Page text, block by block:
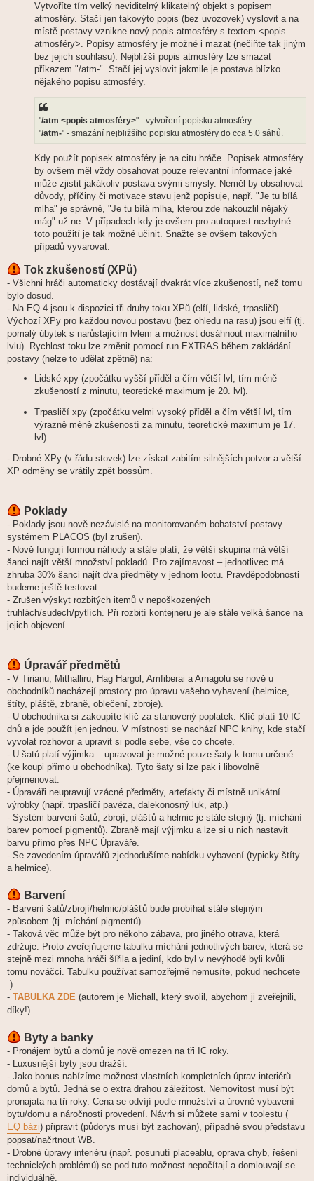
Vytvoříte tím velký neviditelný klikatelný objekt s popisem
atmosféry. Stačí jen takovýto popis (bez uvozovek) vyslovit a na
místě postavy vznikne nový popis atmosféry s textem <popis
atmosféry>. Popisy atmosféry je možné i mazat (nečiňte tak jiným
bez jejich souhlasu). Nejbližší popis atmosféry lze smazat
příkazem "/atm-". Stačí jej vyslovit jakmile je postava blízko
nějakého popisu atmosféry.
"/atm <popis atmosféry>" - vytvoření popisku atmosféry.
"/atm-" - smazání nejbližšího popisku atmosféry do cca 5.0 sáhů.
Kdy použít popisek atmosféry je na citu hráče. Popisek atmosféry
by ovšem měl vždy obsahovat pouze relevantní informace jaké
může zjistit jakákoliv postava svými smysly. Neměl by obsahovat
důvody, příčiny či motivace stavu jenž popisuje, např. "Je tu bílá
mlha" je správně, "Je tu bílá mlha, kterou zde nakouzlil nějaký
mág" už ne. V případech kdy je ovšem pro autoquest nezbytné
toto použití je tak možné učinit. Snažte se ovšem takových
případů vyvarovat.
Tok zkušeností (XPů)
- Všichni hráči automaticky dostávají dvakrát více zkušeností, než tomu
bylo dosud.
- Na EQ 4 jsou k dispozici tři druhy toku XPů (elfí, lidské, trpasličí).
Výchozí XPy pro každou novou postavu (bez ohledu na rasu) jsou elfí (tj.
pomalý úbytek s narůstajícím lvlem a možnost dosáhnout maximálního
lvlu). Rychlost toku lze změnit pomocí run EXTRAS během zakládání
postavy (nelze to udělat zpětně) na:
Lidské xpy (zpočátku vyšší příděl a čím větší lvl, tím méně
zkušeností z minutu, teoretické maximum je 20. lvl).
Trpasličí xpy (zpočátku velmi vysoký příděl a čím větší lvl, tím
výrazně méně zkušeností za minutu, teoretické maximum je 17.
lvl).
- Drobné XPy (v řádu stovek) lze získat zabitím silnějších potvor a větší
XP odměny se vrátily zpět bossům.
Poklady
- Poklady jsou nově nezávislé na monitorovaném bohatství postavy
systémem PLACOS (byl zrušen).
- Nově fungují formou náhody a stále platí, že větší skupina má větší
šanci najít větší množství pokladů. Pro zajímavost – jednotlivec má
zhruba 30% šanci najít dva předměty v jednom lootu. Pravděpodobnosti
budeme ještě testovat.
- Zrušen výskyt rozbitých itemů v nepoškozených
truhlách/sudech/pytlích. Při rozbití kontejneru je ale stále velká šance na
jejich objevení.
Úpravář předmětů
- V Tirianu, Mithalliru, Hag Hargol, Amfiberai a Arnagolu se nově u
obchodníků nacházejí prostory pro úpravu vašeho vybavení (helmice,
štíty, pláště, zbraně, oblečení, zbroje).
- U obchodníka si zakoupíte klíč za stanovený poplatek. Klíč platí 10 IC
dnů a jde použít jen jednou. V místnosti se nachází NPC knihy, kde stačí
vyvolat rozhovor a upravit si podle sebe, vše co chcete.
- U šatů platí výjimka – upravovat je možné pouze šaty k tomu určené
(ke koupi přímo u obchodníka). Tyto šaty si lze pak i libovolně
přejmenovat.
- Úpraváři neupravují vzácné předměty, artefakty či místně unikátní
výrobky (např. trpasličí pavéza, dalekonosný luk, atp.)
- Systém barvení šatů, zbrojí, plášťů a helmic je stále stejný (tj. míchání
barev pomocí pigmentů). Zbraně mají výjimku a lze si u nich nastavit
barvu přímo přes NPC Úpraváře.
- Se zavedením úpravářů zjednodušíme nabídku vybavení (typicky štíty
a helmice).
Barvení
- Barvení šatů/zbrojí/helmic/plášťů bude probíhat stále stejným
způsobem (tj. míchání pigmentů).
- Taková věc může být pro někoho zábava, pro jiného otrava, která
zdržuje. Proto zveřejňujeme tabulku míchání jednotlivých barev, která se
stejně mezi mnoha hráči šířila a jediní, kdo byl v nevýhodě byli kvůli
tomu nováčci. Tabulku používat samozřejmě nemusíte, pokud nechcete
:)
- TABULKA ZDE (autorem je Michall, který svolil, abychom ji zveřejnili,
díky!)
Byty a banky
- Pronájem bytů a domů je nově omezen na tři IC roky.
- Luxusnější byty jsou dražší.
- Jako bonus nabízíme možnost vlastních kompletních úprav interiérů
domů a bytů. Jedná se o extra drahou záležitost. Nemovitost musí být
pronajata na tři roky. Cena se odvíjí podle množství a úrovně vybavení
bytu/domu a náročnosti provedení. Návrh si můžete sami v toolestu (
EQ bázi) připravit (půdorys musí být zachován), případně svou představu
popsat/načrtnout WB.
- Drobné úpravy interiéru (např. posunutí placeablu, oprava chyb, řešení
technických problémů) se pod tuto možnost nepočítají a domlouvají se
individuálně.